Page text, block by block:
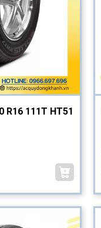
R16 111T HT51